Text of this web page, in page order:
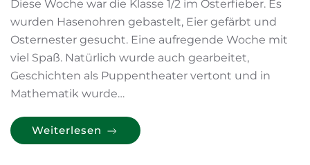
Diese Woche war die Klasse 1/2 im Osterfieber. Es
wurden Hasenohren gebastelt, Eier gefärbt und
Osternester gesucht. Eine aufregende Woche mit
viel Spaß. Natürlich wurde auch gearbeitet,
Geschichten als Puppentheater vertont und in
Mathematik wurde…
Weiterlesen